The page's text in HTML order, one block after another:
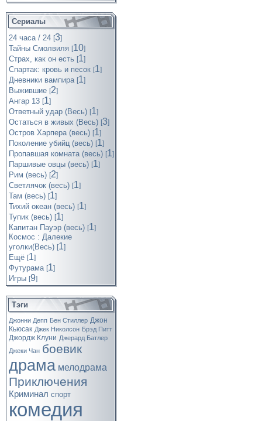
Сериалы
24 часа / 24 [3]
Тайны Смолвиля [10]
Страх, как он есть [1]
Спартак: кровь и песок [1]
Дневники вампира [1]
Выжившие [2]
Ангар 13 [1]
Ответный удар (Весь) [1]
Остаться в живых (Весь) [3]
Остров Харпера (весь) [1]
Поколение убийц (весь) [1]
Пропавшая комната (весь) [1]
Паршивые овцы (весь) [1]
Рим (весь) [2]
Светлячок (весь) [1]
Там (весь) [1]
Тихий океан (весь) [1]
Тупик (весь) [1]
Капитан Пауэр (весь) [1]
Космос : Далекие
уголки(Весь) [1]
Ещё [1]
Футурама [1]
Игры [9]
Тэги
Джонни Депп Бен Стиллер Джон
Кьюсак Джек Николсон Брэд Питт
Джордж Клуни Джерард Батлер
Джеки Чан боевик
драма мелодрама
Приключения
Криминал спорт
комедия